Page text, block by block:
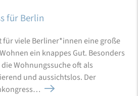
für Berlin
für viele Berliner*innen eine große
ein knappes Gut. Besonders
Wohnungssuche oft als
und aussichtslos. Der